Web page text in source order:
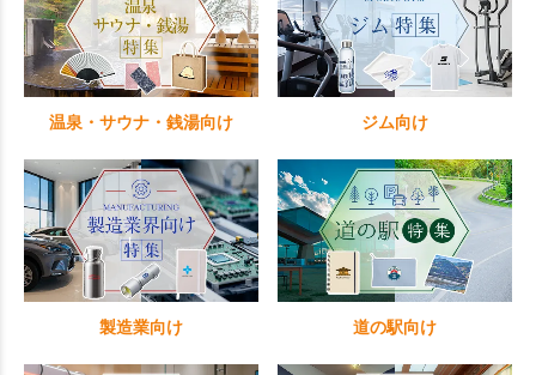
温泉・サウナ・銭湯向け ジム向け
製造業向け 道の駅向け